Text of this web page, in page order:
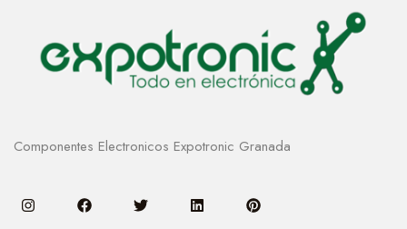
Componentes Electronicos Expotronic Granada